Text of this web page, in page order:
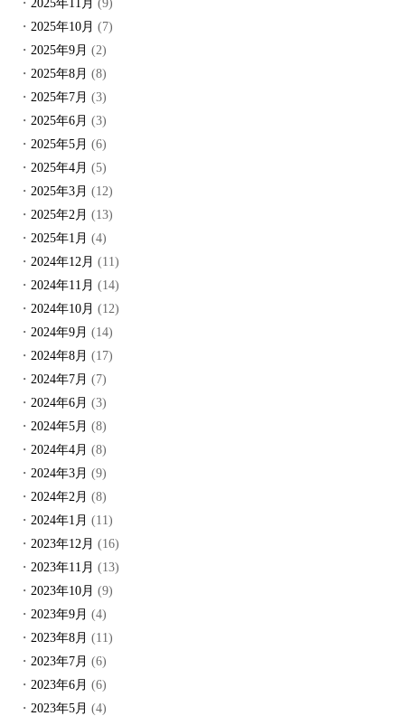
2025年11月 (9)
2025年10月 (7)
2025年9月 (2)
2025年8月 (8)
2025年7月 (3)
2025年6月 (3)
2025年5月 (6)
2025年4月 (5)
2025年3月 (12)
2025年2月 (13)
2025年1月 (4)
2024年12月 (11)
2024年11月 (14)
2024年10月 (12)
2024年9月 (14)
2024年8月 (17)
2024年7月 (7)
2024年6月 (3)
2024年5月 (8)
2024年4月 (8)
2024年3月 (9)
2024年2月 (8)
2024年1月 (11)
2023年12月 (16)
2023年11月 (13)
2023年10月 (9)
2023年9月 (4)
2023年8月 (11)
2023年7月 (6)
2023年6月 (6)
2023年5月 (4)